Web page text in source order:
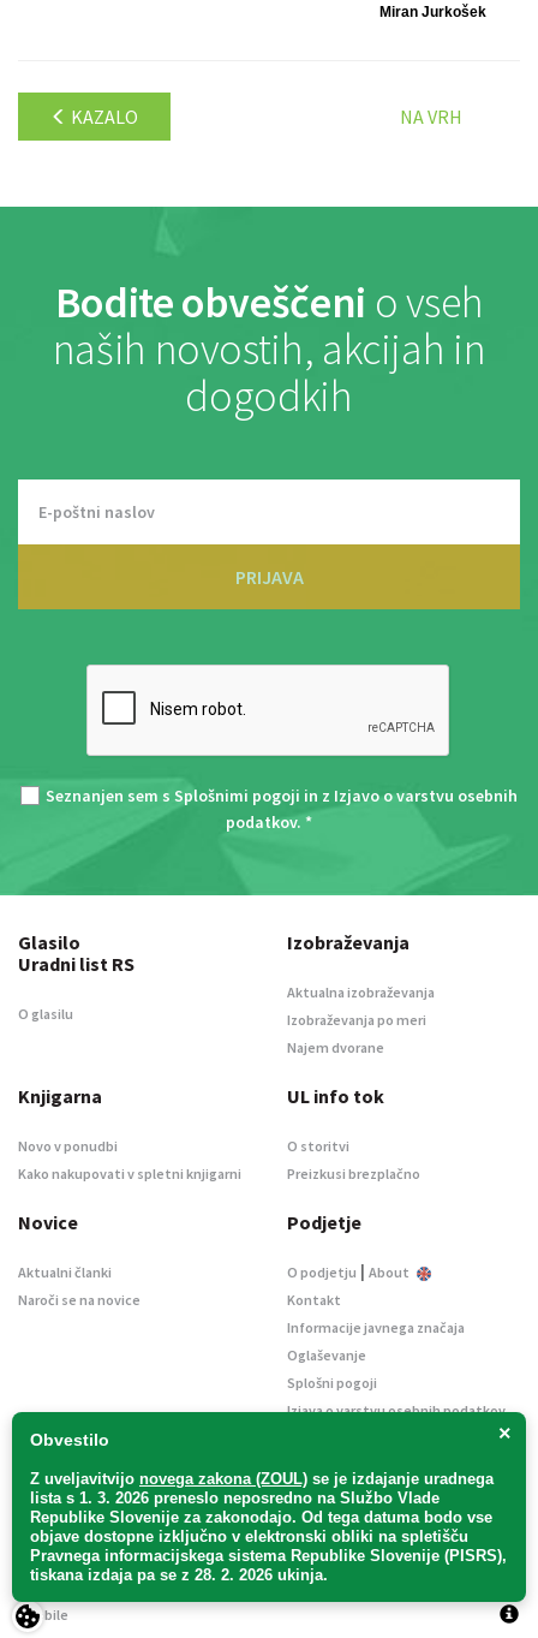
Miran Jurkošek
KAZALO NA VRH
Bodite obveščeni o vseh
naših novostih, akcijah in
dogodkih
PRIJAVA
Seznanjen sem s Splošnimi pogoji in z Izjavo o varstvu osebnih
podatkov. *
×
Obvestilo
Z uveljavitvijo novega zakona (ZOUL) se je izdajanje uradnega
lista s 1. 3. 2026 preneslo neposredno na Službo Vlade
Republike Slovenije za zakonodajo. Od tega datuma bodo vse
objave dostopne izključno v elektronski obliki na spletišču
Pravnega informacijskega sistema Republike Slovenije (PISRS),
tiskana izdaja pa se z 28. 2. 2026 ukinja.
Glasilo
Uradni list RS
O glasilu
Izobraževanja
Aktualna izobraževanja
Izobraževanja po meri
Najem dvorane
Knjigarna
Novo v ponudbi
Kako nakupovati v spletni knjigarni
UL info tok
O storitvi
Preizkusi brezplačno
Novice
Aktualni članki
Naroči se na novice
Podjetje
O podjetju | About
Kontakt
Informacije javnega značaja
Oglaševanje
Splošni pogoji
Izjava o varstvu osebnih podatkov
Uradni list d. o. o. – v likvidaciji / Vse pravice pridržane.
2Mobile